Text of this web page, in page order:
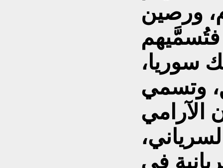
+805 ق.م، ورصين
فتُسمَّيهم
سوريا،
وتسمي
الآرامي
في